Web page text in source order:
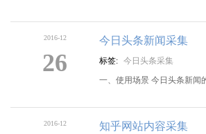
2016-12
26
今日头条新闻采集
标签: 今日头条采集
一、使用场景 今日头条新
2016-12 知乎网站内容采集